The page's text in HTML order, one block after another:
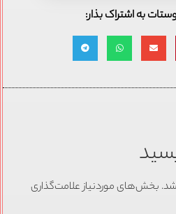
به اشتراک بذار:
بخش‌های موردنیاز علامت‌گذاری